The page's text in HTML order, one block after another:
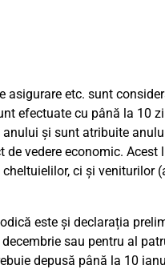
asigurare etc. sunt
efectuate cu până la 10
și sunt atribuite
de vedere economic. Acest
ci și veniturilor
este și declarația
sau pentru al
depusă până la 10